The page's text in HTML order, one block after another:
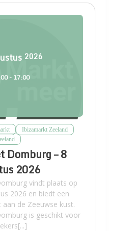
2026
- 17:00
Ibizamarkt Zeeland
Domburg – 8
2026
vindt plaats op
2026 en biedt een
de Zeeuwse kust.
is geschikt voor